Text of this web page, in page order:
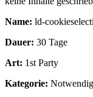
Name: ld-
Dauer: 30 Tage
Art: 1st Party
Kategorie: Notwendig